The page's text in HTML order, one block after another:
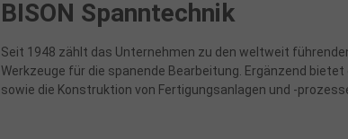
BISON Spanntechnik
Seit 1948 zählt das Unternehmen zu den weltweit
Werkzeuge für die spanende Bearbeitung. Ergänzend
sowie die Konstruktion von Fertigungsanlagen und -